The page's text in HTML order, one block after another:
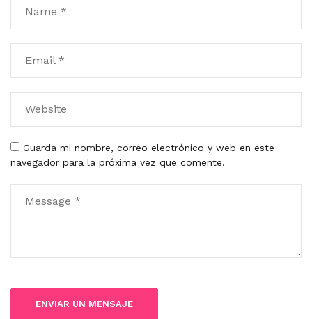
Guarda mi nombre, correo electrónico y web en este
navegador para la próxima vez que comente.